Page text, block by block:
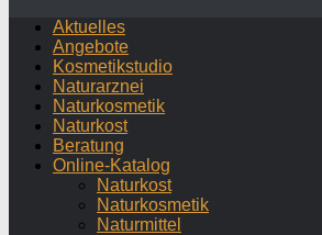
Aktuelles
Angebote
Kosmetikstudio
Naturarznei
Naturkosmetik
Naturkost
Beratung
Online-Katalog
Naturkost
Naturkosmetik
Naturmittel